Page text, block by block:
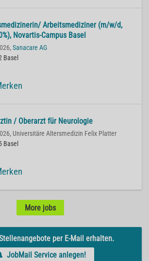
Ar­beits­me­di­zi­ner (m/w/d,
No­var­tis-Cam­pus Basel
Sanacare AG
Basel
/ Oberarzt für Neurologie
Universitäre Altersmedizin Felix Platter
Basel
More jobs
per E-Mail erhalten.
JobMail Service anlegen!